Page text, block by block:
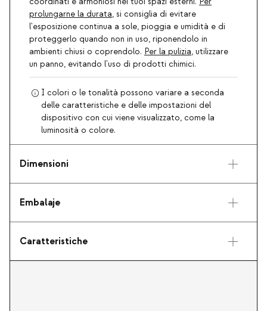
prolungarne la durata, si consiglia di evitare
l'esposizione continua a sole, pioggia e umidità e di
proteggerlo quando non in uso, riponendolo in
ambienti chiusi o coprendolo. Per la pulizia, utilizzare
un panno, evitando l'uso di prodotti chimici.
I colori o le tonalità possono variare a seconda
delle caratteristiche e delle impostazioni del
dispositivo con cui viene visualizzato, come la
luminosità o colore.
Dimensioni
Embalaje
Caratteristiche